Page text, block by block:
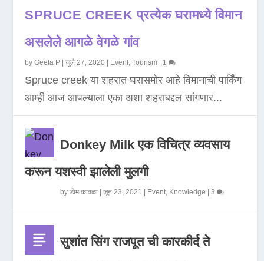
SPRUCE CREEK प्रत्येक घरामध्ये विमान
असलेले आगळे वेगळे गांव
byGeeta P |जुलै 27, 2020 Event,Tourism 1
Spruce creek या शहरात घरासमोर आहे विमानाची पार्किंग
आम्ही आज आपल्याला एका अशा शहराबद्दल सांगणार...
Donkey Milk एक विचित्र व्यवसाय
करून यशस्वी झालेली मुलगी
byडोम कावळा |जून 23, 2021 Event, Knowledge |3
सुशांत सिंग राजपूत ची कारकीर्द ते